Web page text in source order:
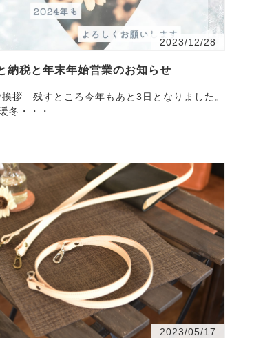
2023/12/28
納税と年末年始営業のお知らせ
拶 残すところ今年もあと3日となりました。
冬・・・
2023/05/17